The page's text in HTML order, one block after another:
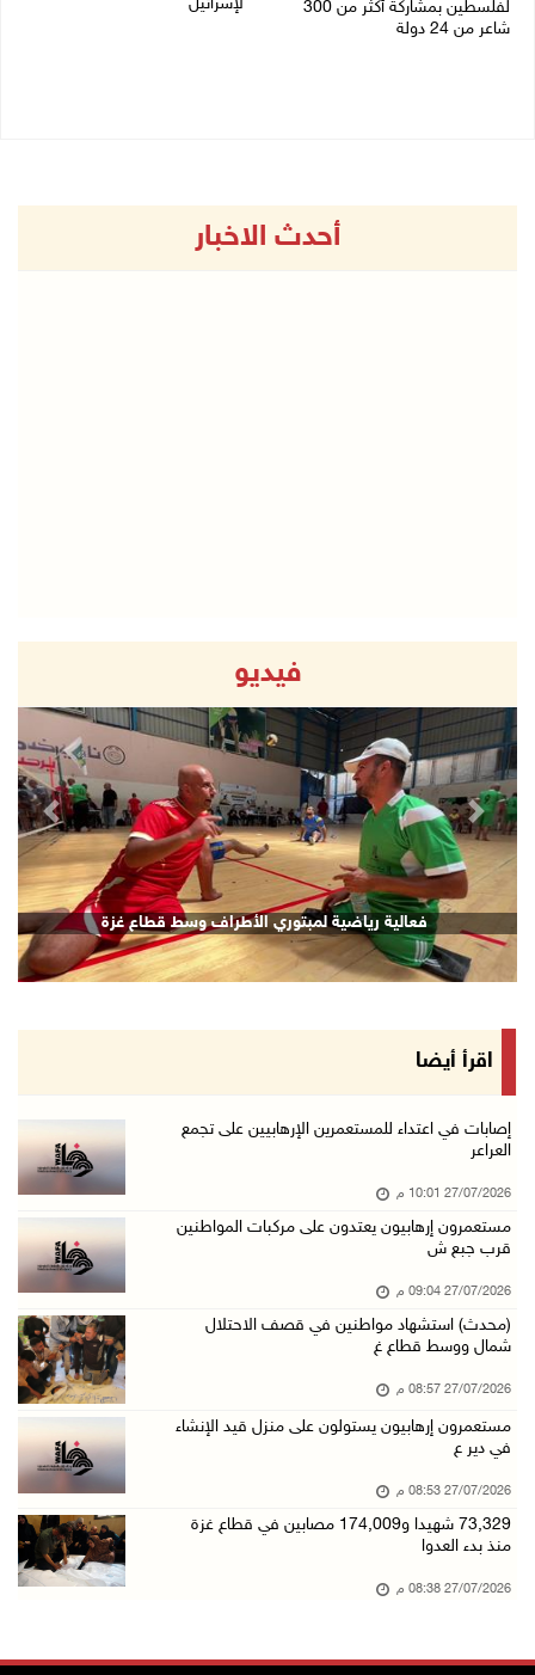
لفلسطين بمشاركة أكثر من 300
شاعر من 24 دولة
أحدث الاخبار
فيديو
قصف إسرائيلي يستهدف حي الشجاعية بغزة
Next
اقرأ أيضا
إصابات في اعتداء للمستعمرين الإرهابيين على تجمع
العراعر
27/07/2026 10:01 م
مستعمرون إرهابيون يعتدون على مركبات المواطنين
قرب جبع ش
27/07/2026 09:04 م
(محدث) استشهاد مواطنين في قصف الاحتلال
شمال ووسط قطاع غ
27/07/2026 08:57 م
مستعمرون إرهابيون يستولون على منزل قيد الإنشاء
في دير ع
27/07/2026 08:53 م
73,329 شهيدا و174,009 مصابين في قطاع غزة
منذ بدء العدوا
27/07/2026 08:38 م